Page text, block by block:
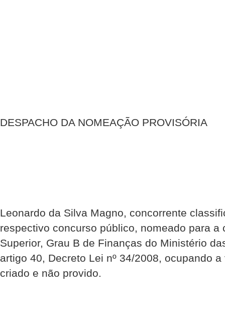
DESPACHO DA NOMEAÇÃO PROVISÓRIA
Leonardo da Silva Magno, concorrente
respectivo concurso público, nomeado para a
Superior, Grau B de Finanças do Ministério
artigo 40, Decreto Lei nº 34/2008, ocupando
criado e não provido.